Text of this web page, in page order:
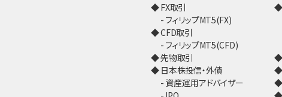
FX取引
フィリップMT5(FX)
CFD取引
フィリップMT5(CFD)
先物取引
日本株投信・外債
資産運用アドバイザー